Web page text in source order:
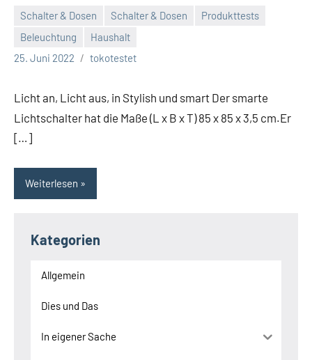
Schalter & Dosen Schalter & Dosen
Produkttests
Beleuchtung
Haushalt
25. Juni 2022
tokotestet
Keine
Kommentare
Licht an, Licht aus, in Stylish und smart Der smarte
Lichtschalter hat die Maße (L x B x T) 85 x 85 x 3,5 cm.Er
[…]
Weiterlesen
Kategorien
Allgemein
Dies und Das
In eigener Sache